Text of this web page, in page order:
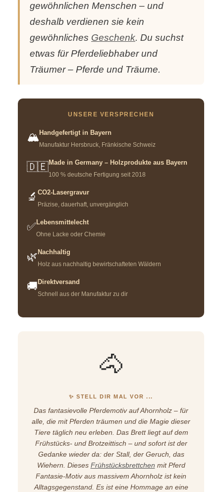
gewöhnlichen Menschen – und
deshalb verdienen sie kein
gewöhnliches Geschenk. Du suchst
etwas für Pferdeliebhaber und
Träumer – Pferde und Träume.
🐴
✨ STELL DIR MAL VOR ...
Das fantasievolle Pferdemotiv auf Ahornholz – für
alle, die mit Pferden träumen und die Magie dieser
Tiere täglich neu erleben. Das Brett liegt auf dem
Frühstücks- und Brotzeittisch – und sofort ist der
Gedanke wieder da: der Stall, der Geruch, das
Wiehern. Dieses Frühstücksbrettchen mit Pferd
Fantasie-Motiv aus massivem Ahornholz ist kein
Alltagsgegenstand. Es ist eine Hommage an eine
UNSERE VERSPRECHEN
🏔️ Handgefertigt in Bayern
Manufaktur Hersbruck, Fränkische Schweiz
🇩🇪Made in Germany – Holzprodukte aus Bayern
100 % deutsche Fertigung seit 2018
🔬 CO2-Lasergravur
Präzise, dauerhaft, unvergänglich
✅ Lebensmittelecht
Ohne Lacke oder Chemie
🌿 Nachhaltig
Holz aus nachhaltig bewirtschafteten Wäldern
🚚 Direktversand
Schnell aus der Manufaktur zu dir